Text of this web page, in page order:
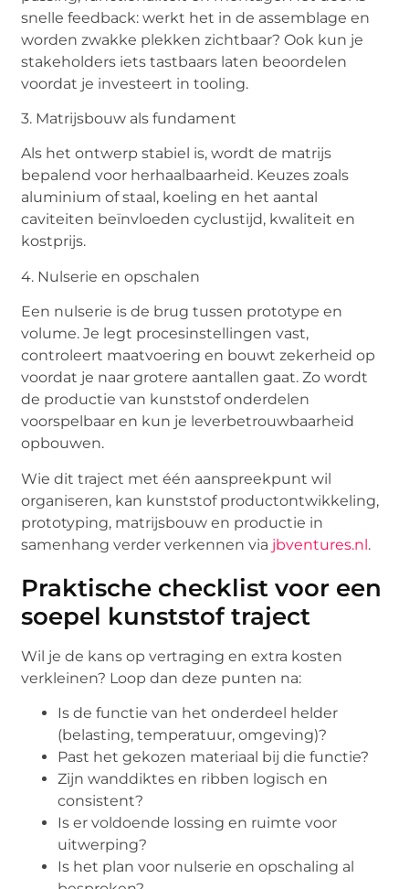
snelle feedback: werkt het in de assemblage en
worden zwakke plekken zichtbaar? Ook kun je
stakeholders iets tastbaars laten beoordelen
voordat je investeert in tooling.
3. Matrijsbouw als fundament
Als het ontwerp stabiel is, wordt de matrijs
bepalend voor herhaalbaarheid. Keuzes zoals
aluminium of staal, koeling en het aantal
caviteiten beïnvloeden cyclustijd, kwaliteit en
kostprijs.
4. Nulserie en opschalen
Een nulserie is de brug tussen prototype en
volume. Je legt procesinstellingen vast,
controleert maatvoering en bouwt zekerheid op
voordat je naar grotere aantallen gaat. Zo wordt
de productie van kunststof onderdelen
voorspelbaar en kun je leverbetrouwbaarheid
opbouwen.
Wie dit traject met één aanspreekpunt wil
organiseren, kan kunststof productontwikkeling,
prototyping, matrijsbouw en productie in
samenhang verder verkennen via jbventures.nl.
Praktische checklist voor een
soepel kunststof traject
Wil je de kans op vertraging en extra kosten
verkleinen? Loop dan deze punten na:
Is de functie van het onderdeel helder
(belasting, temperatuur, omgeving)?
Past het gekozen materiaal bij die functie?
Zijn wanddiktes en ribben logisch en
consistent?
Is er voldoende lossing en ruimte voor
uitwerping?
Is het plan voor nulserie en opschaling al